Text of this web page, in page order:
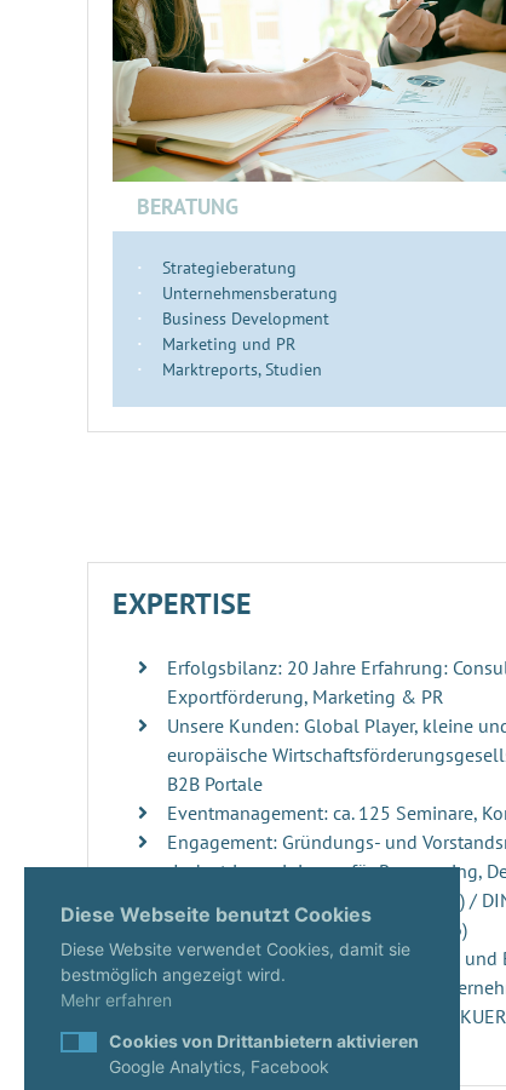
BERATUNG
Strategieberatung
Unternehmensberatung
Business Development
Marketing und PR
Marktreports, Studien
EXPERTISE
Erfolgsbilanz: 20 Jahre Erfahrung:
Exportförderung, Marketing & PR
Unsere Kunden: Global Player, kleine
europäische
B2B Portale
Eventmanagement: ca. 125 Seminare,
Engagement: Gründungs- und
„Industrievereinigung für Repowering,
Windenergieanlagen“ (RDRWind e.V.) /
der DIN Norm 4866 (erscheint 2026)
Innovationsmanagement: Beratung und
ups, innovativen Projekten und
Start-ups: Gutachterin seit 2020 im
Diese Webseite benutzt Cookies
Diese Website verwendet Cookies, damit sie
bestmöglich angezeigt wird.
Mehr erfahren
Cookies von Drittanbietern aktivieren
Google Analytics, Facebook